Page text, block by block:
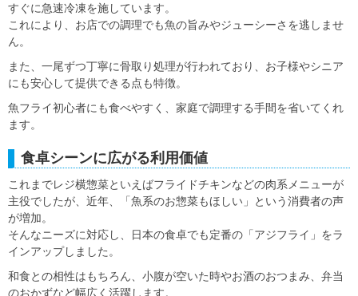
すぐに急速冷凍を施しています。
これにより、お店での調理でも魚の旨みやジューシーさを逃しませ
ん。
また、一尾ずつ丁寧に骨取り処理が行われており、お子様やシニア
にも安心して提供できる点も特徴。
魚フライ初心者にも食べやすく、家庭で調理する手間を省いてくれ
ます。
食卓シーンに広がる利用価値
これまでレジ横惣菜といえばフライドチキンなどの肉系メニューが
主役でしたが、近年、「魚系のお惣菜もほしい」という消費者の声
が増加。
そんなニーズに対応し、日本の食卓でも定番の「アジフライ」をラ
インアップしました。
和食との相性はもちろん、小腹が空いた時やお酒のおつまみ、弁当
のおかずなど幅広く活躍します。